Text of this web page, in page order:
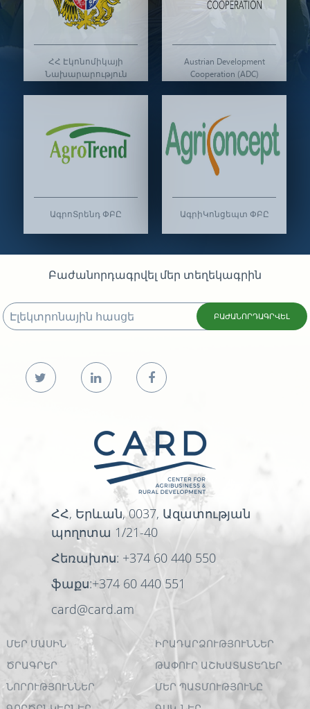
ՀՀ Էկոնոմիկայի
Նախարարություն
Austrian Development
Cooperation (ADC)
ԱգրոՏրենդ ՓԲԸ ԱգրիԿոնցեպտ ՓԲԸ
Բաժանորդագրվել մեր տեղեկագրին
ԲԱԺԱՆՈՐԴԱԳՐՎԵԼ
ՀՀ, Երևան, 0037, Ազատության
պողոտա 1/21-40
Հեռախոս: +374 60 440 550
ֆաքս:+374 60 440 551
card@card.am
ՄԵՐ ՄԱՍԻՆ
ԻՐԱԴԱՐՁՈՒԹՅՈՒՆՆԵՐ
ԾՐԱԳՐԵՐ
ԹԱՓՈՒՐ ԱՇԽԱՏԱՏԵՂԵՐ
ՆՈՐՈՒԹՅՈՒՆՆԵՐ
ՄԵՐ ՊԱՏՄՈՒԹՅՈՒՆԸ